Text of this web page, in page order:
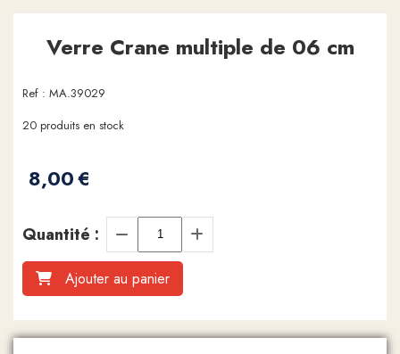
Verre Crane multiple de 06 cm
Ref : MA.39029
8,00€
20 produits en stock
Quantité :
Ajouter au panier